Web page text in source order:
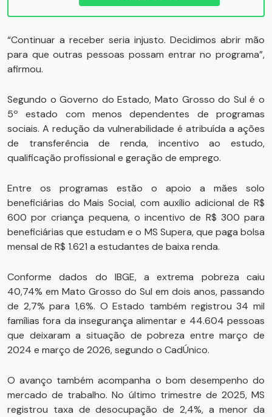
“Continuar a receber seria injusto. Decidimos abrir mão
para que outras pessoas possam entrar no programa”,
afirmou.
Segundo o Governo do Estado, Mato Grosso do Sul é o
5º estado com menos dependentes de programas
sociais. A redução da vulnerabilidade é atribuída a ações
de transferência de renda, incentivo ao estudo,
qualificação profissional e geração de emprego.
Entre os programas estão o apoio a mães solo
beneficiárias do Mais Social, com auxílio adicional de R$
600 por criança pequena, o incentivo de R$ 300 para
beneficiárias que estudam e o MS Supera, que paga bolsa
mensal de R$ 1.621 a estudantes de baixa renda.
Conforme dados do IBGE, a extrema pobreza caiu
40,74% em Mato Grosso do Sul em dois anos, passando
de 2,7% para 1,6%. O Estado também registrou 34 mil
famílias fora da insegurança alimentar e 44.604 pessoas
que deixaram a situação de pobreza entre março de
2024 e março de 2026, segundo o CadÚnico.
O avanço também acompanha o bom desempenho do
mercado de trabalho. No último trimestre de 2025, MS
registrou taxa de desocupação de 2,4%, a menor da